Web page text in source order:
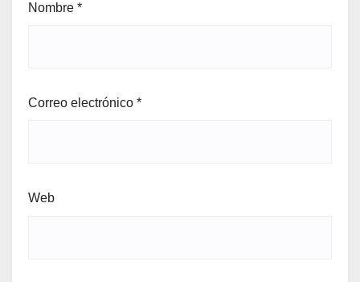
Nombre *
Correo electrónico *
Web